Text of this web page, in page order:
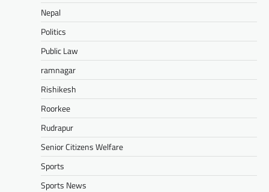
Nepal
Politics
Public Law
ramnagar
Rishikesh
Roorkee
Rudrapur
Senior Citizens Welfare
Sports
Sports News